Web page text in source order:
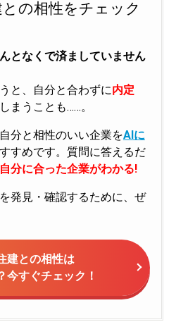
の相性をチェック
となくで済ましていません
と、自分と合わずに内定
まうことも……。
分と相性のいい企業をAIに
すめです。質問に答えるだ
分に合った企業がわかる!
発見・確認するために、ぜ
建との相性は
今すぐチェック！